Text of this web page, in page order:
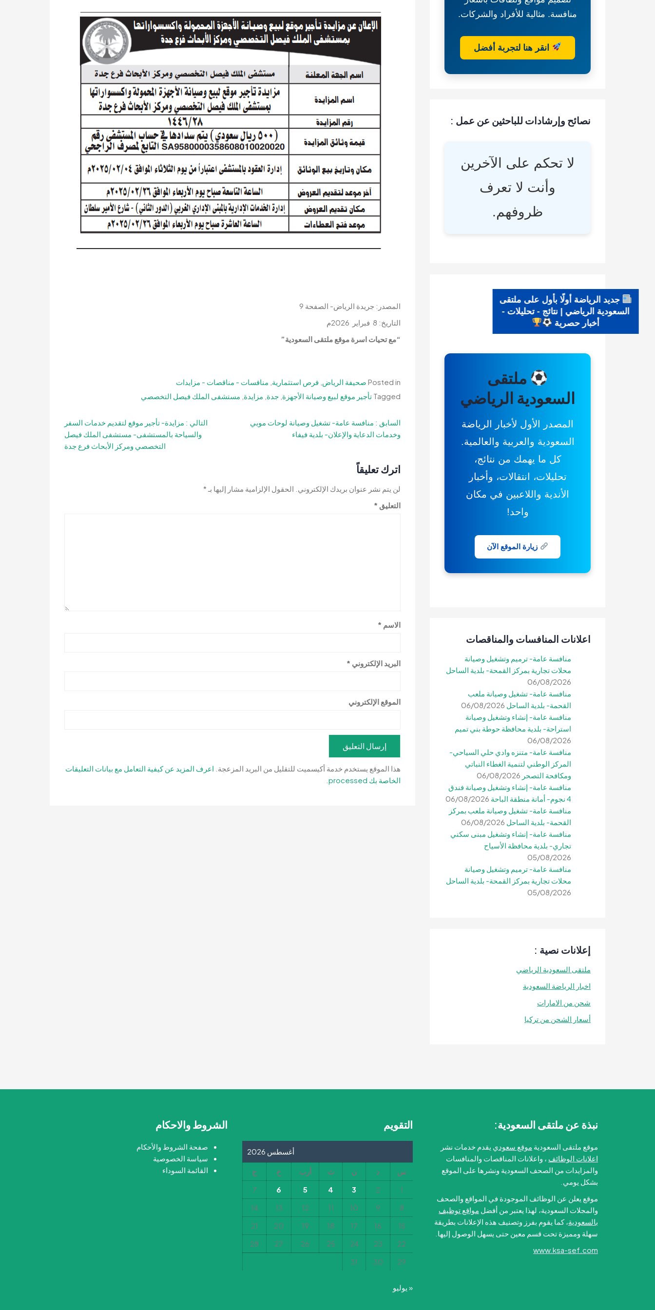
المصدر: جريدة الرياض- الصفحة 9
التاريخ: 8 فبراير 2026م
“مع تحيات اسرة موقع ملتقى السعودية”
Posted in صحيفة الرياض فرص استثمارية منافسات - مناقصات - مزايدات
Tagged تأجير موقع لبيع وصيانة الأجهزة جدة مزايدة مستشفى الملك فيصل التخصصي
تصفّح
المقالات
السابق : منافسة عامة- تشغيل وصيانة لوحات موبي
وخدمات الدعاية والإعلان- بلدية فيفاء
التالي : مزايدة- تأجير موقع لتقديم خدمات السفر
والسياحة بالمستشفى- مستشفى الملك فيصل
التخصصي ومركز الأبحاث فرع جدة
اترك تعليقاً
لن يتم نشر عنوان بريدك الإلكتروني. الحقول الإلزامية مشار إليها بـ *
التعليق *
الاسم *
البريد الإلكتروني *
الموقع الإلكتروني
هذا الموقع يستخدم خدمة أكيسميت للتقليل من البريد المزعجة. اعرف المزيد عن كيفية التعامل مع بيانات التعليقات
الخاصة بك processed
منافسة. مثالية للأفراد والشركات.
انقر هنا لتجربة أفضل
نصائح وإرشادات للباحثين عن عمل :
لا تحكم على الآخرين
وأنت لا تعرف
ظروفهم.
جديد الرياضة أولًا بأول على ملتقى
السعودية الرياضي | نتائج - تحليلات -
أخبار حصرية
ملتقى
السعودية الرياضي
المصدر الأول لأخبار الرياضة
السعودية والعربية والعالمية.
كل ما يهمك من نتائج،
تحليلات، انتقالات، وأخبار
الأندية واللاعبين في مكان
واحد!
زيارة الموقع الآن
اعلانات المنافسات والمناقصات
منافسة عامة- ترميم وتشغيل وصيانة
محلات تجارية بمركز القمحة- بلدية الساحل
06/08/2026
منافسة عامة- تشغيل وصيانة ملعب
القحمة- بلدية الساحل 06/08/2026
منافسة عامة- إنشاء وتشغيل وصيانة
استراحة- بلدية محافظة حوطة بني تميم
06/08/2026
منافسة عامة- متنزه وادي حلي السياحي-
المركز الوطني لتنمية الغطاء النباتي
ومكافحة التصحر 06/08/2026
منافسة عامة- إنشاء وتشغيل وصيانة فندق
4 نجوم- أمانة منطقة الباحة
06/08/2026
منافسة عامة- تشغيل وصيانة ملعب بمركز
القحمة- بلدية الساحل 06/08/2026
منافسة عامة- إنشاء وتشغيل مبنى سكني
تجاري- بلدية محافظة الأسياح
05/08/2026
منافسة عامة- ترميم وتشغيل وصيانة
محلات تجارية بمركز القمحة- بلدية الساحل
05/08/2026
إعلانات نصية :
ملتقى السعودية الرياضي
اخبار الرياضة السعودية
شحن من الامارات
أسعار الشحن من تركيا
الشروط والاحكام
صفحة الشروط والأحكام
سياسة الخصوصية
القائمة السوداء
التقويم
أغسطس 2026
س د ن ث أرب خ
ج
1
2
3
4
5
6
7
8
9
10
11
12
13
14
15
16
17
18
19
20
21
22
23
24
25
26
27
28
29
30
31
« يوليو
نبذة عن ملتقى السعودية:
موقع ملتقى السعودية موقع سعودي يقدم خدمات نشر
اعلانات الوظائف ، واعلانات المناقصات والمنافسات
والمزايدات من الصحف السعودية ونشرها على الموقع
بشكل يومي.
موقع يعلن عن الوظائف الموجودة في المواقع والصحف
والمجلات السعودية، لهذا يعتبر من أفضل مواقع توظيف
بالسعودية، كما يقوم بفرز وتصنيف هذه الإعلانات بطريقة
سهلة ومميزة تحت قسم معين حتى يسهل الوصول إليها.
www.ksa-sef.com